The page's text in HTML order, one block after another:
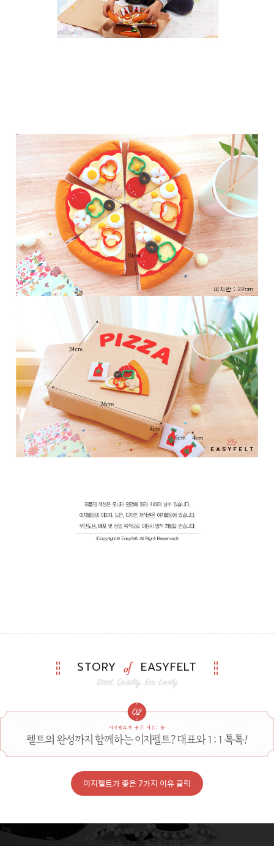
STORY EASYFELT
이지펠트가 좋은 7가지 이유 클릭